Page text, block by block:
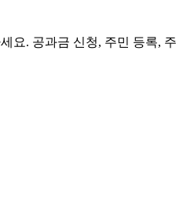
요. 공과금 신청, 주민 등록, 주